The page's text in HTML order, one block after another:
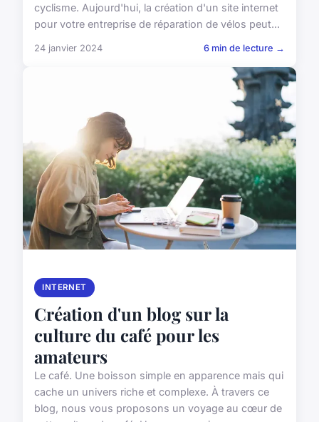
cyclisme. Aujourd'hui, la création d'un site internet
pour votre entreprise de réparation de vélos peut...
24 janvier 2024 6 min de lecture →
INTERNET
Création d'un blog sur la
culture du café pour les
amateurs
Le café. Une boisson simple en apparence mais qui
cache un univers riche et complexe. À travers ce
blog, nous vous proposons un voyage au cœur de